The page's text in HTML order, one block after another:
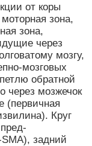
от коры
зона,
зона,
через
мозгу,
мозговых
обратной
через мозжечок
(первичная
Круг
задний